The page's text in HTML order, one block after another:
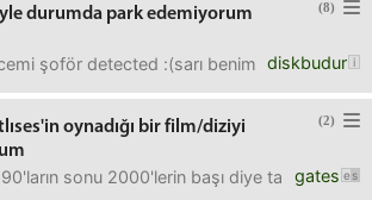
(8)
durumda park edemiyorum
diskbudur
şoför detected :(sarı benim arabam, dar
(2)
oynadığı bir film/diziyi
gates
sonu 2000'lerin başı diye tahmin